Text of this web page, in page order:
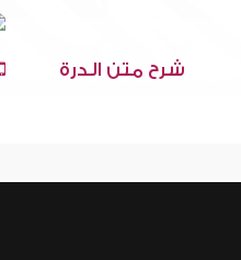
شرح متن الدرة